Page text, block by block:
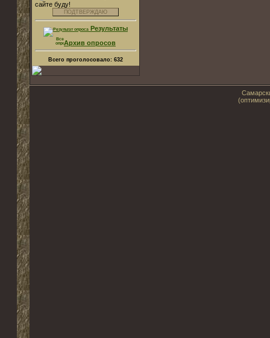
сайте буду!
Результаты
Архив опросов
Всего проголосовало: 632